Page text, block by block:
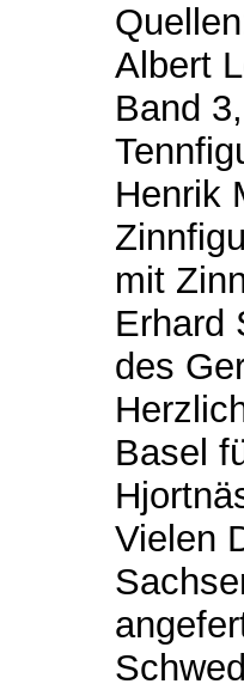
Albert
Band
Henrik
mit
Erhard
des
Basel
Vielen